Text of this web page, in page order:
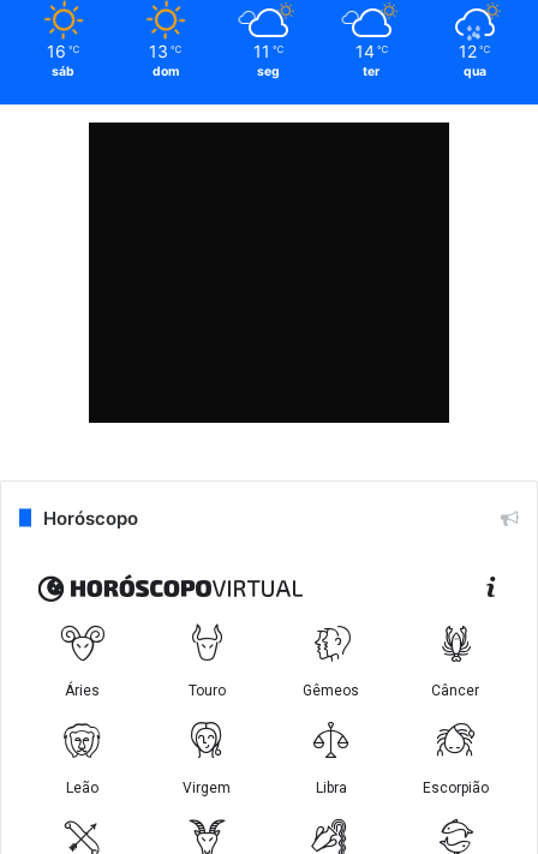
16 ℃
sáb
13 ℃
dom
11 ℃
seg
14 ℃
ter
12 ℃
qua
Horóscopo